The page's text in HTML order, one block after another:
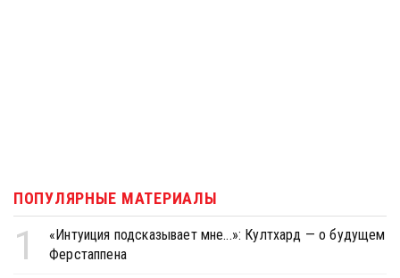
ПОПУЛЯРНЫЕ МАТЕРИАЛЫ
1
«Интуиция подсказывает мне...»: Култхард — о будущем
Ферстаппена